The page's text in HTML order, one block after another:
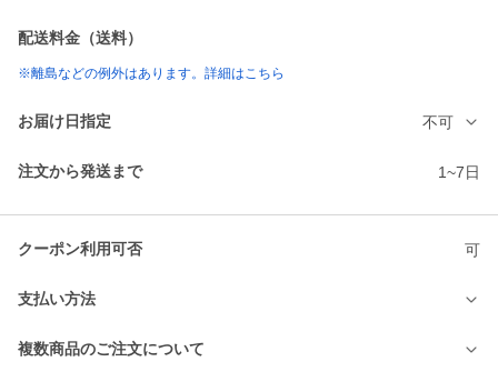
配送料金（送料）
※離島などの例外はあります。詳細はこちら
お届け日指定 不可
注文から発送まで 1~7日
クーポン利用可否 可
支払い方法
複数商品のご注文について